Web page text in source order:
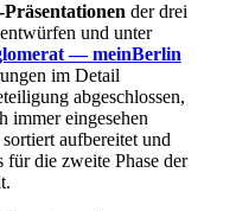
Präsentationen der drei
und unter
— meinBerlin
im Detail
abgeschlossen,
immer eingesehen
aufbereitet und
für die zweite Phase der